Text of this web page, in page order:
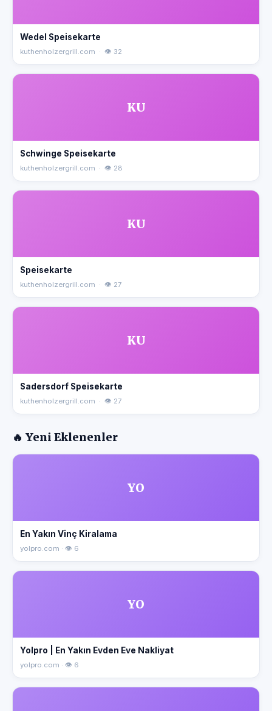
Wedel Speisekarte
kuthenholzergrill.com · 👁 32
KU
Schwinge Speisekarte
kuthenholzergrill.com · 👁 28
KU
Speisekarte
kuthenholzergrill.com · 👁 27
KU
Sadersdorf Speisekarte
kuthenholzergrill.com · 👁 27
🔥 Yeni Eklenenler
YO
En Yakın Vinç Kiralama
yolpro.com · 👁 6
YO
Yolpro | En Yakın Evden Eve Nakliyat
yolpro.com · 👁 6